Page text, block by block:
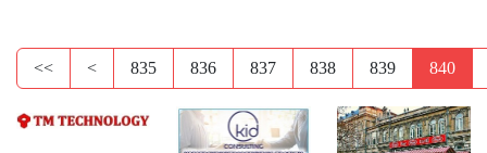
<< < 835 836 837 838 839 840